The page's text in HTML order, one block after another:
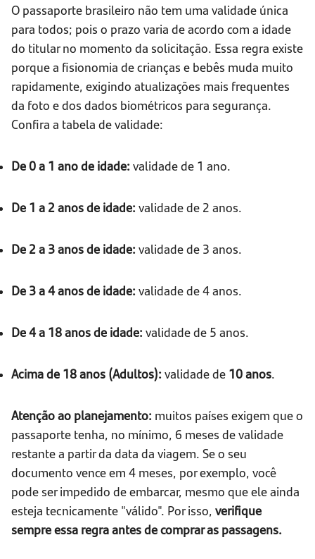
O passaporte brasileiro não tem uma validade única
para todos; pois o prazo varia de acordo com a idade
do titular no momento da solicitação. Essa regra existe
porque a fisionomia de crianças e bebês muda muito
rapidamente, exigindo atualizações mais frequentes
da foto e dos dados biométricos para segurança.
Confira a tabela de validade:
De 0 a 1 ano de idade: validade de 1 ano.
De 1 a 2 anos de idade: validade de 2 anos.
De 2 a 3 anos de idade: validade de 3 anos.
De 3 a 4 anos de idade: validade de 4 anos.
De 4 a 18 anos de idade: validade de 5 anos.
Acima de 18 anos (Adultos): validade de 10 anos.
Atenção ao planejamento: muitos países exigem que o
passaporte tenha, no mínimo, 6 meses de validade
restante a partir da data da viagem. Se o seu
documento vence em 4 meses, por exemplo, você
pode ser impedido de embarcar, mesmo que ele ainda
esteja tecnicamente "válido". Por isso, verifique
sempre essa regra antes de comprar as passagens.